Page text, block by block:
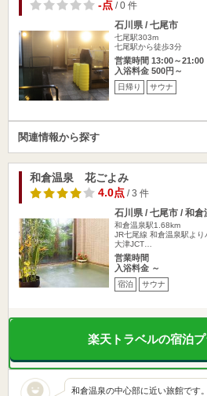
-点/ 0 件
石川県 / 七尾市
七尾駅303m
七尾駅から徒歩3分
営業時間 13:00～21:00
入浴料金 500円～
日帰り サウナ
関連情報から探す
和倉温泉 花ごよみ
4.0点/ 3 件
石川県 / 七尾市 / 和倉
和倉温泉駅1.68km
JR七尾線 和倉温泉駅よ
大津JCT…
営業時間
入浴料金 ～
宿泊 サウナ
楽天トラベルの宿泊
和倉温泉の中心部に近い旅館です